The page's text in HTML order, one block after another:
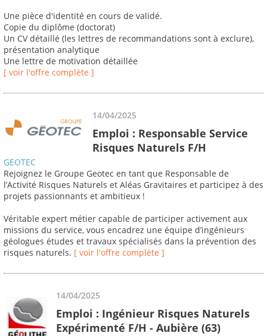
Une pièce d'identité en cours de validé.
Copie du diplôme (doctorat)
Un CV détaillé (les lettres de recommandations sont à exclure),
présentation analytique
Une lettre de motivation détaillée
[ voir l'offre complète ]
14/04/2025
Emploi : Responsable Service
Risques Naturels F/H
GEOTEC
Rejoignez le Groupe Geotec en tant que Responsable de
l’Activité Risques Naturels et Aléas Gravitaires et participez à des
projets passionnants et ambitieux !
Véritable expert métier capable de participer activement aux
missions du service, vous encadrez une équipe d’ingénieurs
géologues études et travaux spécialisés dans la prévention des
risques naturels. [ voir l'offre complète ]
14/04/2025
Emploi : Ingénieur Risques Naturels
Expérimenté F/H - Aubière (63)